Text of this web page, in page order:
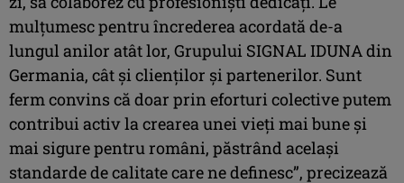
mulțumesc pentru încrederea acordată de-a
lungul anilor atât lor, Grupului SIGNAL IDUNA din
Germania, cât și clienților și partenerilor. Sunt
ferm convins că doar prin eforturi colective putem
contribui activ la crearea unei vieți mai bune și
mai sigure pentru români, păstrând același
standarde de calitate care ne definesc”, precizează